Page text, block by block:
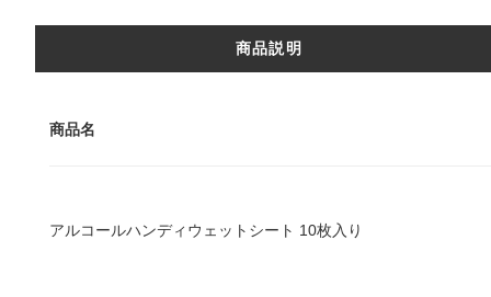
商品説明
商品名
アルコールハンディウェットシート 10枚入り